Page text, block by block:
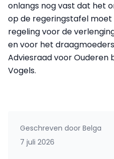
onlangs nog vast dat het
op de regeringstafel
regeling voor de
en voor het
Adviesraad voor Ouderen
Vogels.
Geschreven door Belga
7 juli 2026